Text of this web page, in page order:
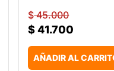
$45.000
$41.700
AÑADIR AL